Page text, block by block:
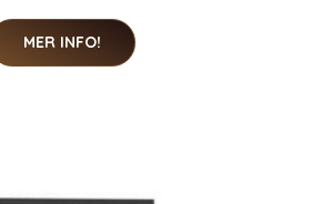
MER INFO!